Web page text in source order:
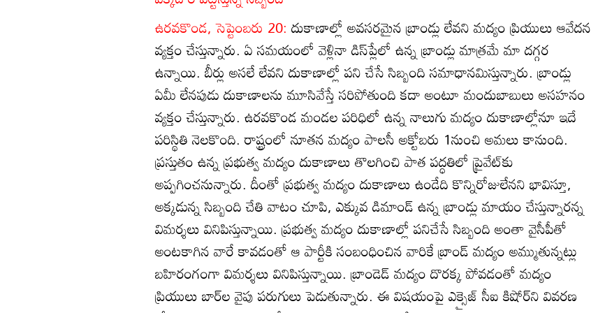
ఉరవకొండ, సెప్టెంబరు 20: దుకాణాల్లో అవసరమైన బ్రాండ్లు లేవని మద్యం ప్రియులు ఆవేదన
వ్యక్తం చేస్తున్నారు. ఏ సమయంలో వెళ్లినా డిస్‌ప్లేలో ఉన్న బ్రాండ్లు మాత్రమే మా దగ్గర
ఉన్నాయి. బీర్లు అసలే లేవని దుకాణాల్లో పని చేసే సిబ్బంది సమాధానమిస్తున్నారు. బ్రాండ్లు
ఏమీ లేనపుడు దుకాణాలను మూసివేస్తే సరిపోతుంది కదా అంటూ మందుబాబులు అసహనం
వ్యక్తం చేస్తున్నారు. ఉరవకొండ మండల పరిధిలో ఉన్న నాలుగు మద్యం దుకాణాల్లోనూ ఇదే
పరిస్థితి నెలకొంది. రాష్ట్రంలో నూతన మద్యం పాలసీ అక్టోబరు 1నుంచి అమలు కానుంది.
ప్రస్తుతం ఉన్న ప్రభుత్వ మద్యం దుకాణాలు తొలగించి పాత పద్ధతిలో ప్రైవేట్‌కు
అప్పగించనున్నారు. దీంతో ప్రభుత్వ మద్యం దుకాణాలు ఉండేది కొన్నిరోజులేనని భావిస్తూ,
అక్కడున్న సిబ్బంది చేతి వాటం చూపి, ఎక్కువ డిమాండ్‌ ఉన్న బ్రాండ్లు మాయం చేస్తున్నారన్న
విమర్శలు వినిపిస్తున్నాయి. ప్రభుత్వ మద్యం దుకాణాల్లో పనిచేసే సిబ్బంది అంతా వైసీపీతో
అంటకాగిన వారే కావడంతో ఆ పార్టీకి సంబంధించిన వారికే బ్రాండ్‌ మద్యం అమ్ముతున్నట్లు
బహిరంగంగా విమర్శలు వినిపిస్తున్నాయి. బ్రాండెడ్‌ మద్యం దొరక్క పోవడంతో మద్యం
ప్రియులు బార్‌ల వైపు పరుగులు పెడుతున్నారు. ఈ విషయంపై ఎక్సైజ్‌ సీఐ కిషోర్‌ని వివరణ